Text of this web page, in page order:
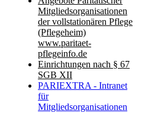
Mitgliedsorganisationen
der vollstationären Pflege
(Pflegeheim)
www.paritaet-
pflegeinfo.de
Einrichtungen nach § 67
SGB XII
PARIEXTRA - Intranet
für
Mitgliedsorganisationen